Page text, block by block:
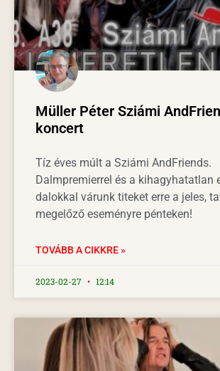
Müller Péter Sziámi
koncert
Tíz éves múlt a Sziámi AndFriends.
Dalmpremierrel és a kihagyhatatlan
dalokkal várunk titeket erre a jeles,
megelőző eseményre pénteken!
TOVÁBB A CIKKRE »
2023-02-27 12:14